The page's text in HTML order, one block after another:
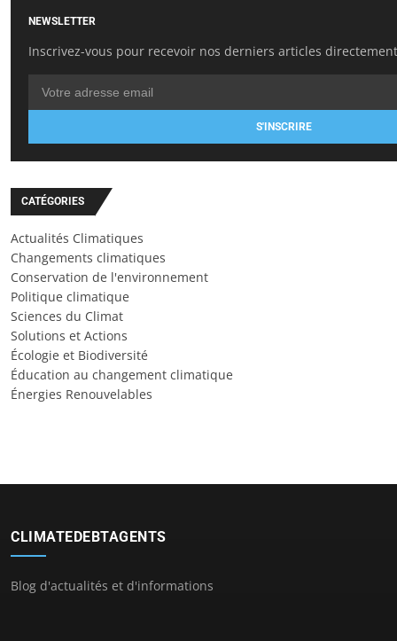
NEWSLETTER
Inscrivez-vous pour recevoir nos derniers articles
S'INSCRIRE
CATÉGORIES
Actualités Climatiques
Changements climatiques
Conservation de l'environnement
Politique climatique
Sciences du Climat
Solutions et Actions
Écologie et Biodiversité
Éducation au changement climatique
Énergies Renouvelables
CLIMATEDEBTAGENTS
Blog d'actualités et d'informations